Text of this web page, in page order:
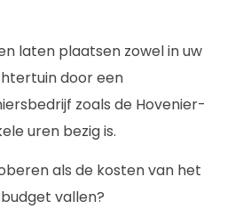
laten plaatsen zowel in uw
door een
zoals de Hovenier-
uren bezig is.
als de kosten van het
vallen?